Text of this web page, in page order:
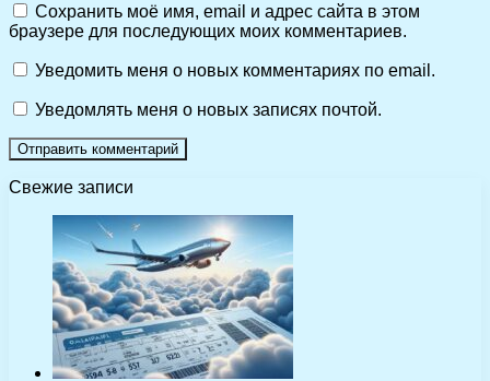
Сохранить моё имя, email и адрес сайта в этом
браузере для последующих моих комментариев.
Уведомить меня о новых комментариях по email.
Уведомлять меня о новых записях почтой.
Свежие записи